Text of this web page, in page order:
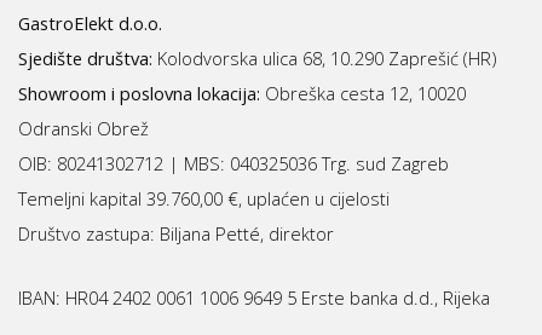
GastroElekt d.o.o.
Sjedište društva: Kolodvorska ulica 68, 10.290 Zaprešić (HR)
Showroom i poslovna lokacija: Obreška cesta 12, 10020
Odranski Obrež
OIB: 80241302712 | MBS: 040325036 Trg. sud Zagreb
Temeljni kapital 39.760,00 €, uplaćen u cijelosti
Društvo zastupa: Biljana Petté, direktor
IBAN: HR04 2402 0061 1006 9649 5 Erste banka d.d., Rijeka